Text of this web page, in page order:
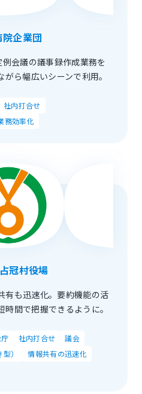
企業団
会議の議事録作成業務を
ら幅広いシーンで利用。
社内打合せ
務効率化
冠村役場
有も迅速化。要約機能の活
間で把握できるように。
社内打合せ
議会
）
情報共有の迅速化